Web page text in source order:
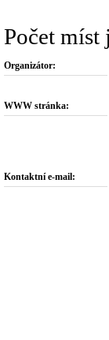
Počet míst
Organizátor:
WWW stránka:
Kontaktní e-mail: